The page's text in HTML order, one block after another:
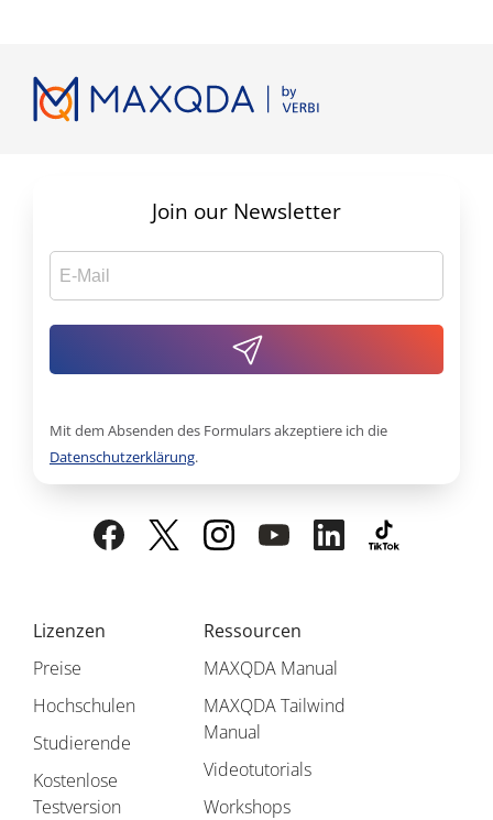
Lizenzen
Preise
Hochschulen
Studierende
Kostenlose
Testversion
Ressourcen
MAXQDA Manual
MAXQDA Tailwind
Manual
Videotutorials
Workshops
Join our Newsletter
Mit dem Absenden des Formulars akzeptiere ich die
Datenschutzerklärung.